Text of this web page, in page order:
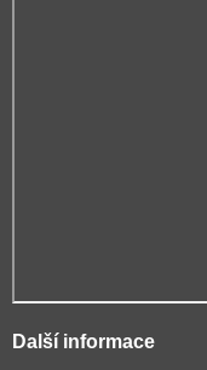
Další informace